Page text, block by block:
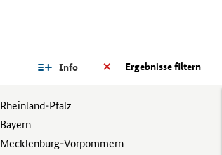
Ergebnisse filtern
Info
Rheinland-Pfalz
Bayern
Mecklenburg-Vorpommern